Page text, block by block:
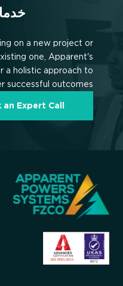
on a new project or
one, Apparent's
a holistic approach to
successful outcomes.
an Expert Call